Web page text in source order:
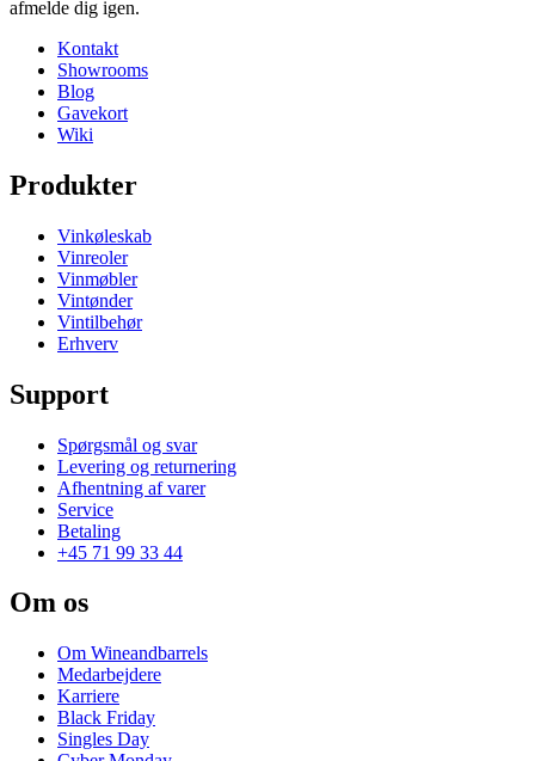
afmelde dig igen.
Kontakt
Showrooms
Blog
Gavekort
Wiki
Produkter
Vinkøleskab
Vinreoler
Vinmøbler
Vintønder
Vintilbehør
Erhverv
Support
Spørgsmål og svar
Levering og returnering
Afhentning af varer
Service
Betaling
+45 71 99 33 44
Om os
Om Wineandbarrels
Medarbejdere
Karriere
Black Friday
Singles Day